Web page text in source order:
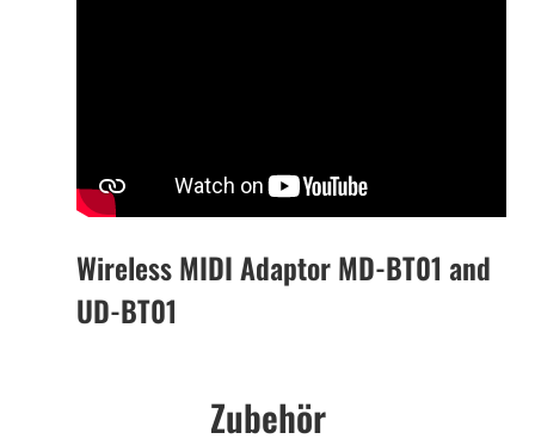
Wireless MIDI Adaptor MD-BT01 and
UD-BT01
Zubehör